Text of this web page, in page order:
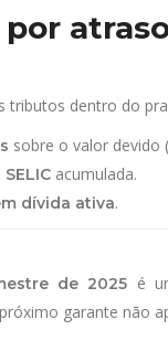
tributos dentro do
sobre o valor devido
acumulada.
dívida ativa.
de 2025 é
garante não